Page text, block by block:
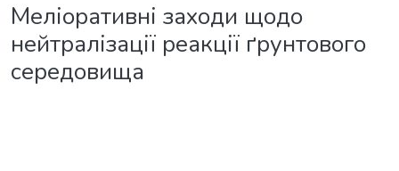
Меліоративні заходи щодо
нейтралізації реакції ґрунтового
середовища